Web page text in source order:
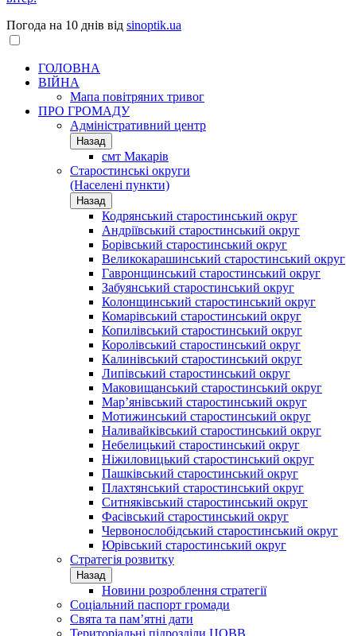
Погода на 10 днів від sinoptik.ua
ГОЛОВНА
ВІЙНА
Мапа повітряних тривог
ПРО ГРОМАДУ
Aдміністративний центр
Назад
смт Макарів
Старостинські округи
(Населені пункти)
Назад
Кодрянський старостинський округ
Андріївський старостинський округ
Борівський старостинський округ
Великокарашинський старостинський округ
Гавронщинський старостинський округ
Забуянський старостинський округ
Колонщинський старостинський округ
Комарівський старостинський округ
Копилівський старостинський округ
Королівський старостинський округ
Калинівський старостинський округ
Липівський старостинський округ
Маковищанський старостинський округ
Мар’янівський старостинський округ
Мотижинський старостинський округ
Наливайківський старостинський округ
Небелицький старостинський округ
Ніжиловицький старостинський округ
Пашківський старостинський округ
Плахтянський старостинський округ
Ситняківський старостинський округ
Фасівський старостинський округ
Червонослобідський старостинський округ
Юрівський старостинський округ
Стратегія розвитку
Назад
Новини розроблення стратегії
Соціальний паспорт громади
Свята та пам’ятні дати
Територіальні підрозділи ЦОВВ